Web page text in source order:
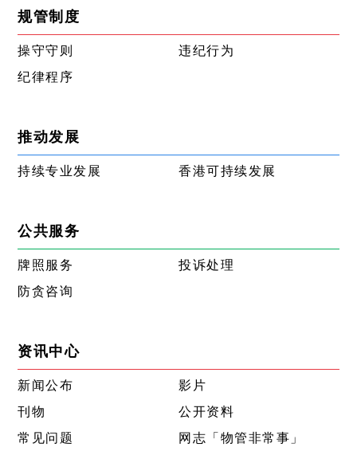
规管制度
操守守则
违纪行为
纪律程序
推动发展
持续专业发展 香港可持续发展
公共服务
牌照服务
投诉处理
防贪咨询
资讯中心
新闻公布
影片
刊物
公开资料
常见问题
网志「物管非常事」